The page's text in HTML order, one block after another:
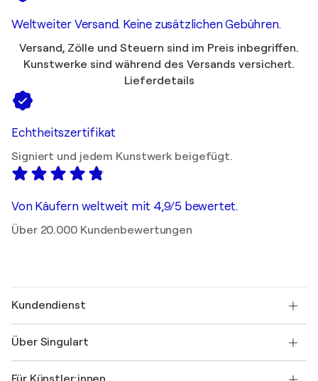
Weltweiter Versand. Keine zusätzlichen Gebühren.
Versand, Zölle und Steuern sind im Preis inbegriffen.
Kunstwerke sind während des Versands versichert.
Lieferdetails
Echtheitszertifikat
Signiert und jedem Kunstwerk beigefügt.
Von Käufern weltweit mit 4,9/5 bewertet.
Über 20.000 Kundenbewertungen
Kundendienst
Versand
Über Singulart